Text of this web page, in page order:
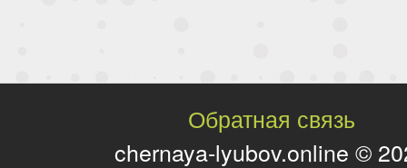
Обратная связь
chernaya-lyubov.online ©